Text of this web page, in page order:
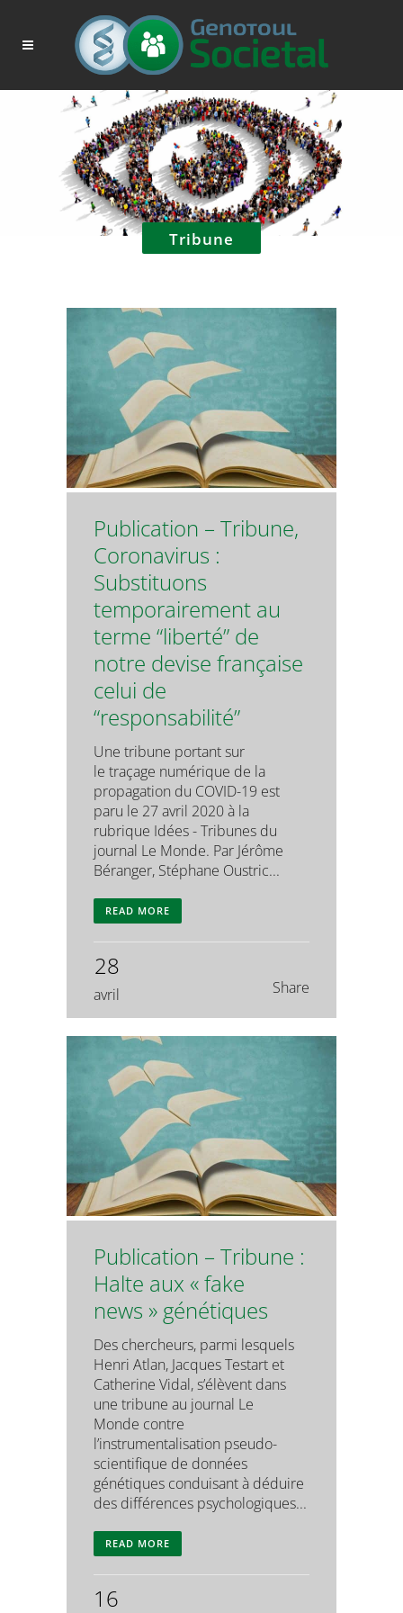
Tribune
Publication – Tribune,
Coronavirus :
Substituons
temporairement au
terme “liberté” de
notre devise française
celui de
“responsabilité”
Une tribune portant sur
le traçage numérique de la
propagation du COVID-19 est
paru le 27 avril 2020 à la
rubrique Idées - Tribunes du
journal Le Monde. Par Jérôme
Béranger, Stéphane Oustric...
READ MORE
28
avril Share
Publication – Tribune :
Halte aux « fake
news » génétiques
Des chercheurs, parmi lesquels
Henri Atlan, Jacques Testart et
Catherine Vidal, s’élèvent dans
une tribune au journal Le
Monde contre
l’instrumentalisation pseudo-
scientifique de données
génétiques conduisant à déduire
des différences psychologiques...
READ MORE
16